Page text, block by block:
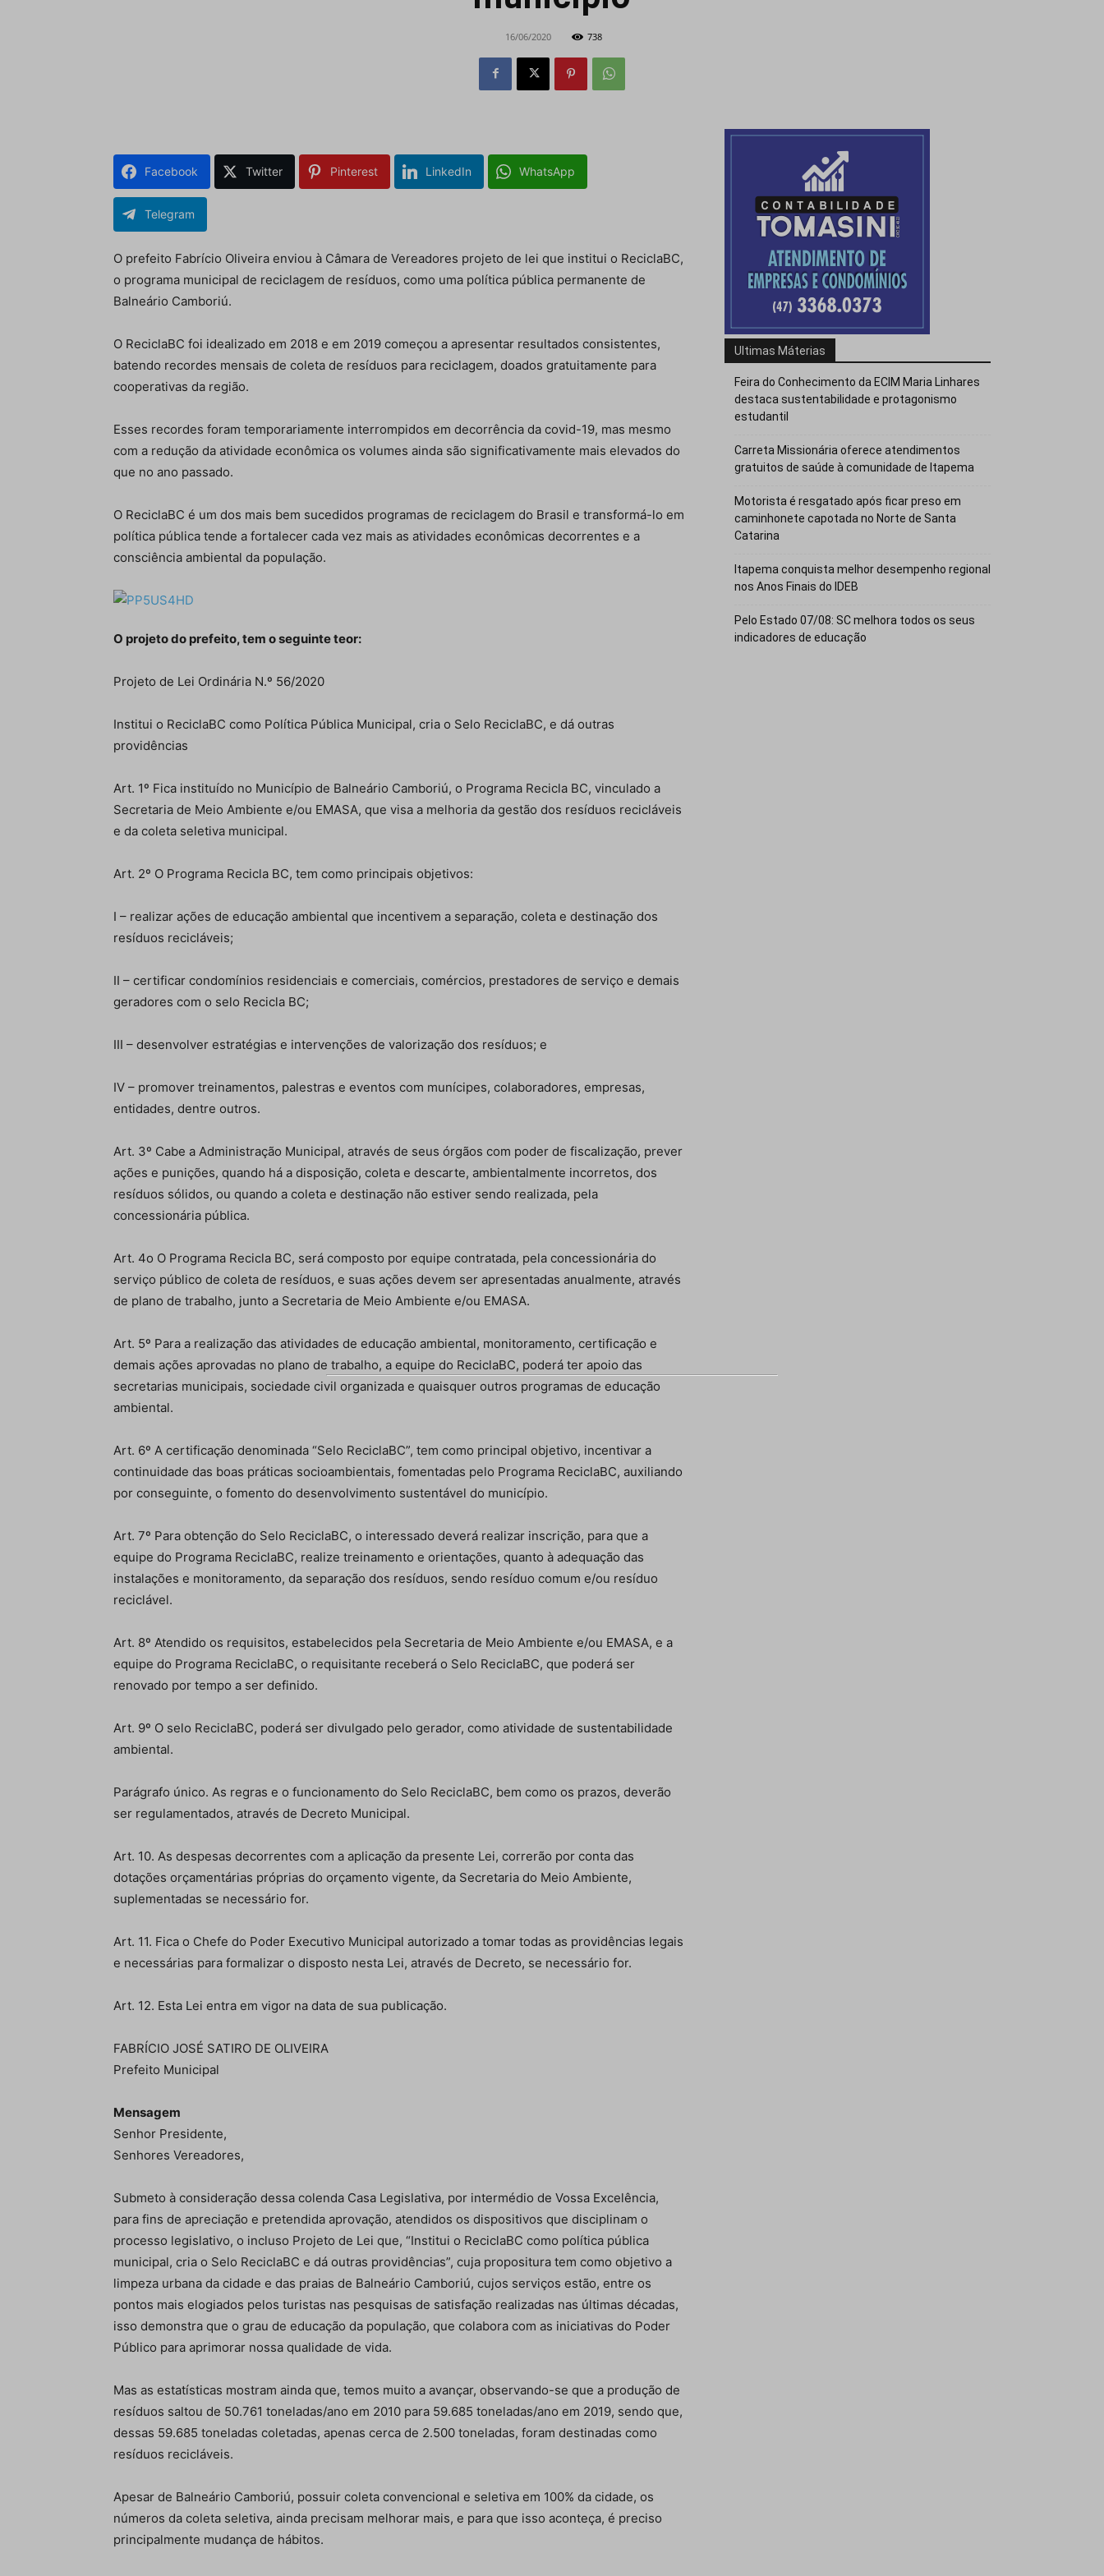
16/06/2020 738
Facebook Twitter Pinterest LinkedIn WhatsApp
Telegram
O prefeito Fabrício Oliveira enviou à Câmara de Vereadores projeto de lei que institui o ReciclaBC,
o programa municipal de reciclagem de resíduos, como uma política pública permanente de
Balneário Camboriú.
O ReciclaBC foi idealizado em 2018 e em 2019 começou a apresentar resultados consistentes,
batendo recordes mensais de coleta de resíduos para reciclagem, doados gratuitamente para
cooperativas da região.
Esses recordes foram temporariamente interrompidos em decorrência da covid-19, mas mesmo
com a redução da atividade econômica os volumes ainda são significativamente mais elevados do
que no ano passado.
O ReciclaBC é um dos mais bem sucedidos programas de reciclagem do Brasil e transformá-lo em
política pública tende a fortalecer cada vez mais as atividades econômicas decorrentes e a
consciência ambiental da população.
O projeto do prefeito, tem o seguinte teor:
Projeto de Lei Ordinária N.º 56/2020
Institui o ReciclaBC como Política Pública Municipal, cria o Selo ReciclaBC, e dá outras
providências
Art. 1º Fica instituído no Município de Balneário Camboriú, o Programa Recicla BC, vinculado a
Secretaria de Meio Ambiente e/ou EMASA, que visa a melhoria da gestão dos resíduos recicláveis
e da coleta seletiva municipal.
Art. 2º O Programa Recicla BC, tem como principais objetivos:
I – realizar ações de educação ambiental que incentivem a separação, coleta e destinação dos
resíduos recicláveis;
II – certificar condomínios residenciais e comerciais, comércios, prestadores de serviço e demais
geradores com o selo Recicla BC;
III – desenvolver estratégias e intervenções de valorização dos resíduos; e
IV – promover treinamentos, palestras e eventos com munícipes, colaboradores, empresas,
entidades, dentre outros.
Art. 3º Cabe a Administração Municipal, através de seus órgãos com poder de fiscalização, prever
ações e punições, quando há a disposição, coleta e descarte, ambientalmente incorretos, dos
resíduos sólidos, ou quando a coleta e destinação não estiver sendo realizada, pela
concessionária pública.
Art. 4o O Programa Recicla BC, será composto por equipe contratada, pela concessionária do
serviço público de coleta de resíduos, e suas ações devem ser apresentadas anualmente, através
de plano de trabalho, junto a Secretaria de Meio Ambiente e/ou EMASA.
Art. 5º Para a realização das atividades de educação ambiental, monitoramento, certificação e
demais ações aprovadas no plano de trabalho, a equipe do ReciclaBC, poderá ter apoio das
secretarias municipais, sociedade civil organizada e quaisquer outros programas de educação
ambiental.
Art. 6º A certificação denominada “Selo ReciclaBC”, tem como principal objetivo, incentivar a
continuidade das boas práticas socioambientais, fomentadas pelo Programa ReciclaBC, auxiliando
por conseguinte, o fomento do desenvolvimento sustentável do município.
Art. 7º Para obtenção do Selo ReciclaBC, o interessado deverá realizar inscrição, para que a
equipe do Programa ReciclaBC, realize treinamento e orientações, quanto à adequação das
instalações e monitoramento, da separação dos resíduos, sendo resíduo comum e/ou resíduo
reciclável.
Art. 8º Atendido os requisitos, estabelecidos pela Secretaria de Meio Ambiente e/ou EMASA, e a
equipe do Programa ReciclaBC, o requisitante receberá o Selo ReciclaBC, que poderá ser
renovado por tempo a ser definido.
Art. 9º O selo ReciclaBC, poderá ser divulgado pelo gerador, como atividade de sustentabilidade
ambiental.
Parágrafo único. As regras e o funcionamento do Selo ReciclaBC, bem como os prazos, deverão
ser regulamentados, através de Decreto Municipal.
Art. 10. As despesas decorrentes com a aplicação da presente Lei, correrão por conta das
dotações orçamentárias próprias do orçamento vigente, da Secretaria do Meio Ambiente,
suplementadas se necessário for.
Art. 11. Fica o Chefe do Poder Executivo Municipal autorizado a tomar todas as providências legais
e necessárias para formalizar o disposto nesta Lei, através de Decreto, se necessário for.
Art. 12. Esta Lei entra em vigor na data de sua publicação.
FABRÍCIO JOSÉ SATIRO DE OLIVEIRA
Prefeito Municipal
Mensagem
Senhor Presidente,
Senhores Vereadores,
Submeto à consideração dessa colenda Casa Legislativa, por intermédio de Vossa Excelência,
para fins de apreciação e pretendida aprovação, atendidos os dispositivos que disciplinam o
processo legislativo, o incluso Projeto de Lei que, “Institui o ReciclaBC como política pública
municipal, cria o Selo ReciclaBC e dá outras providências”, cuja propositura tem como objetivo a
limpeza urbana da cidade e das praias de Balneário Camboriú, cujos serviços estão, entre os
pontos mais elogiados pelos turistas nas pesquisas de satisfação realizadas nas últimas décadas,
isso demonstra que o grau de educação da população, que colabora com as iniciativas do Poder
Público para aprimorar nossa qualidade de vida.
Mas as estatísticas mostram ainda que, temos muito a avançar, observando-se que a produção de
resíduos saltou de 50.761 toneladas/ano em 2010 para 59.685 toneladas/ano em 2019, sendo que,
dessas 59.685 toneladas coletadas, apenas cerca de 2.500 toneladas, foram destinadas como
resíduos recicláveis.
Apesar de Balneário Camboriú, possuir coleta convencional e seletiva em 100% da cidade, os
números da coleta seletiva, ainda precisam melhorar mais, e para que isso aconteça, é preciso
principalmente mudança de hábitos.
Ultimas Máterias
Feira do Conhecimento da ECIM Maria Linhares
destaca sustentabilidade e protagonismo
estudantil
Carreta Missionária oferece atendimentos
gratuitos de saúde à comunidade de Itapema
Motorista é resgatado após ficar preso em
caminhonete capotada no Norte de Santa
Catarina
Itapema conquista melhor desempenho regional
nos Anos Finais do IDEB
Pelo Estado 07/08: SC melhora todos os seus
indicadores de educação
Isso vai fechar em11 segundos